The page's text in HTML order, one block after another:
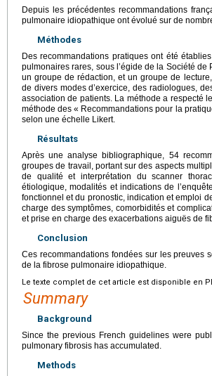
Depuis les précédentes recommandations
pulmonaire idiopathique ont évolué sur de
Méthodes
Des recommandations pratiques ont été
pulmonaires rares, sous l’égide de la Société
un groupe de rédaction, et un groupe de
de divers modes d’exercice, des radiologues,
association de patients. La méthode a respecté
méthode des « Recommandations pour la
selon une échelle Likert.
Résultats
Après une analyse bibliographique, 54
groupes de travail, portant sur des aspects
de qualité et interprétation du scanner
étiologique, modalités et indications de
fonctionnel et du pronostic, indication et emploi
charge des symptômes, comorbidités et
et prise en charge des exacerbations aiguës de
Conclusion
Ces recommandations fondées sur les preuves
de la fibrose pulmonaire idiopathique.
Le texte complet de cet article est disponible en
Summary
Background
Since the previous French guidelines were
pulmonary fibrosis has accumulated.
Methods